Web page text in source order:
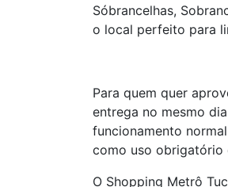
Sóbrancelhas,
o local perfeito para
Para quem quer
entrega no mesmo
funcionamento
como uso obrigatório
O Shopping Metrô